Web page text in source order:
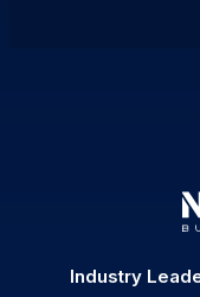
Industry